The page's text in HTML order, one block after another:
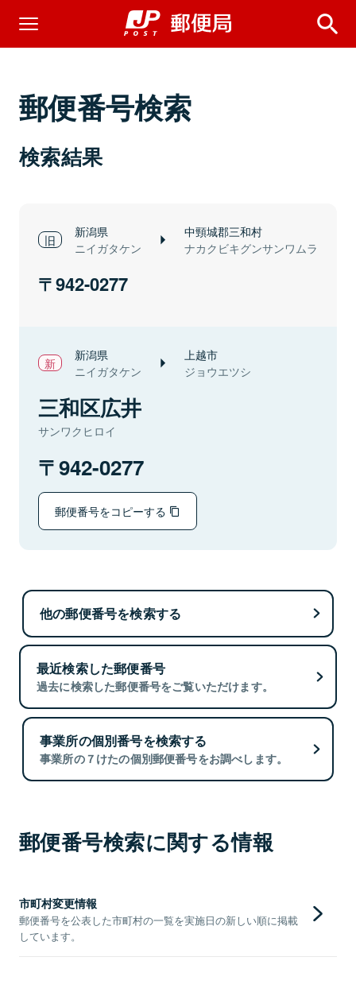
郵便番号検索
検索結果
新潟県
ニイガタケン
中頸城郡三和村
ナカクビキグンサンワムラ
942-0277
新潟県
ニイガタケン
上越市
ジョウエツシ
三和区広井
サンワクヒロイ
942-0277
郵便番号をコピーする
他の郵便番号を検索する
最近検索した郵便番号
過去に検索した郵便番号をご覧いただけます。
事業所の個別番号を検索する
事業所の７けたの個別郵便番号をお調べします。
郵便番号検索に関する情報
市町村変更情報
郵便番号を公表した市町村の一覧を実施日の新しい順に掲載
しています。